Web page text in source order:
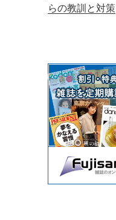
らの教訓と対策